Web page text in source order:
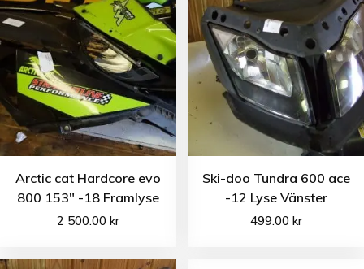
Arctic cat Hardcore evo
800 153″ -18 Framlyse
2 500.00 kr
Ski-doo Tundra 600 ace
-12 Lyse Vänster
499.00 kr